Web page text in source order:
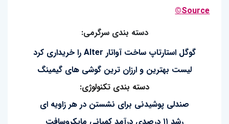
Source©
دسته بندی سرگرمی:
گوگل استارتاپ ساخت آواتار Alter را خریداری کرد
لیست بهترین و ارزان ترین گوشی های گیمینگ
دسته بندی تکنولوژی:
صندلی پوشیدنی برای نشستن در هر زاویه ای